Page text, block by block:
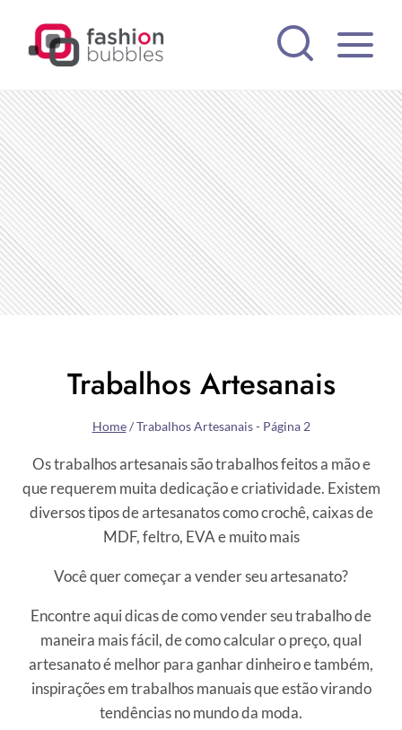
Trabalhos Artesanais
Home / Trabalhos Artesanais- Página 2
Os trabalhos artesanais são trabalhos feitos a mão e
que requerem muita dedicação e criatividade. Existem
diversos tipos de artesanatos como crochê, caixas de
MDF, feltro, EVA e muito mais
Você quer começar a vender seu artesanato?
Encontre aqui dicas de como vender seu trabalho de
maneira mais fácil, de como calcular o preço, qual
artesanato é melhor para ganhar dinheiro e também,
inspirações em trabalhos manuais que estão virando
tendências no mundo da moda.